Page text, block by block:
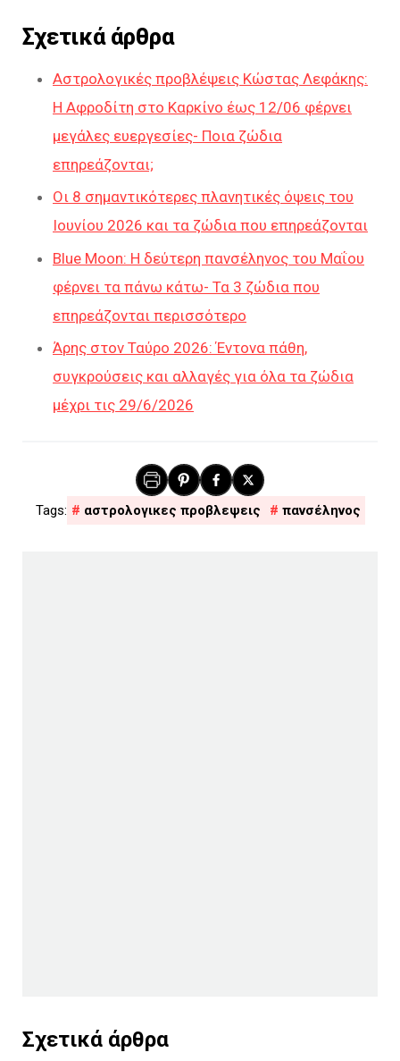
Σχετικά άρθρα
Αστρολογικές προβλέψεις Κώστας Λεφάκης:
Η Αφροδίτη στο Καρκίνο έως 12/06 φέρνει
μεγάλες ευεργεσίες- Ποια ζώδια
επηρεάζονται;
Οι 8 σημαντικότερες πλανητικές όψεις του
Ιουνίου 2026 και τα ζώδια που επηρεάζονται
Blue Moon: Η δεύτερη πανσέληνος του Μαΐου
φέρνει τα πάνω κάτω- Τα 3 ζώδια που
επηρεάζονται περισσότερο
Άρης στον Ταύρο 2026: Έντονα πάθη,
συγκρούσεις και αλλαγές για όλα τα ζώδια
μέχρι τις 29/6/2026
αστρολογικες προβλεψεις πανσέληνος
Σχετικά άρθρα